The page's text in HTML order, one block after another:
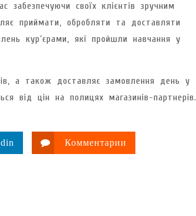
своїх клієнтів зручним
приймати, обробляти та доставляти
кур’єрами, які пройшли навчання у
а також доставляє замовлення день у
від цін на полицях магазинів-партнерів.
Комментарии